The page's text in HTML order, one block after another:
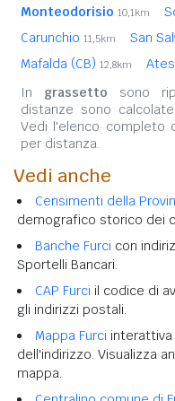
Monteodorisio 10,1km
Carunchio 11,5km San
Mafalda (CB) 12,8km
In grassetto sono
distanze sono
Vedi l'elenco completo
per distanza.
Vedi anche
Censimenti della
demografico storico dei
Banche Furci con
Sportelli Bancari.
CAP Furci il codice di
gli indirizzi postali.
Mappa Furci
dell'indirizzo. Visualizza
mappa.